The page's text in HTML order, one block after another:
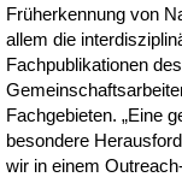
Früherkennung von
allem die
Fachpublikationen
Fachgebieten. „Eine
besondere
wir in einem